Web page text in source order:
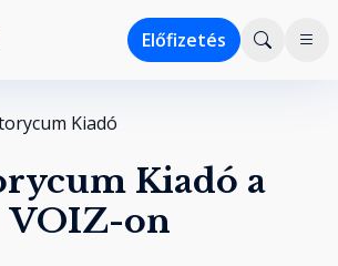
Előfizetés
Kiadó
Kiadó a
VOIZ-on